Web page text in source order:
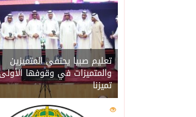
06/08/2026
06/08/2026
06/08/2026مركز
تعليم صبيا يحتفي المتميزين
والمتميزات في وقوفها
تميزنا
202